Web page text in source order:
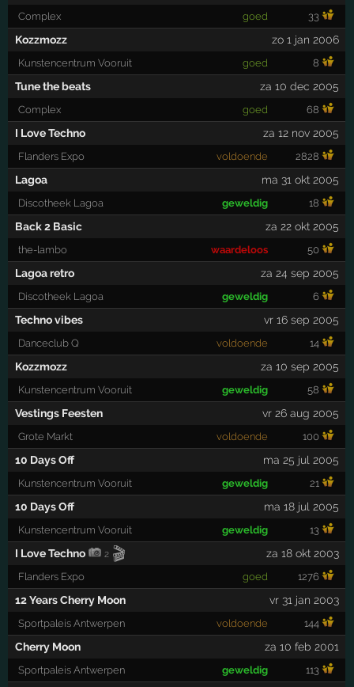
Complex goed 33
Kozzmozz zo 1 jan 2006
Kunstencentrum Vooruit goed 8
Tune the beats za 10 dec 2005
Complex goed 68
I Love Techno za 12 nov 2005
Flanders Expo voldoende 2828
Lagoa ma 31 okt 2005
Discotheek Lagoa geweldig 18
Back 2 Basic za 22 okt 2005
the-lambo waardeloos 50
Lagoa retro za 24 sep 2005
Discotheek Lagoa geweldig 6
Techno vibes vr 16 sep 2005
Danceclub Q voldoende 14
Kozzmozz za 10 sep 2005
Kunstencentrum Vooruit geweldig 58
Vestings Feesten vr 26 aug 2005
Grote Markt voldoende 100
10 Days Off ma 25 jul 2005
Kunstencentrum Vooruit geweldig 21
10 Days Off ma 18 jul 2005
Kunstencentrum Vooruit geweldig 13
I Love Techno 2 🎬 za 18 okt 2003
Flanders Expo goed 1276
12 Years Cherry Moon vr 31 jan 2003
Sportpaleis Antwerpen voldoende 144
Cherry Moon za 10 feb 2001
Sportpaleis Antwerpen geweldig 113